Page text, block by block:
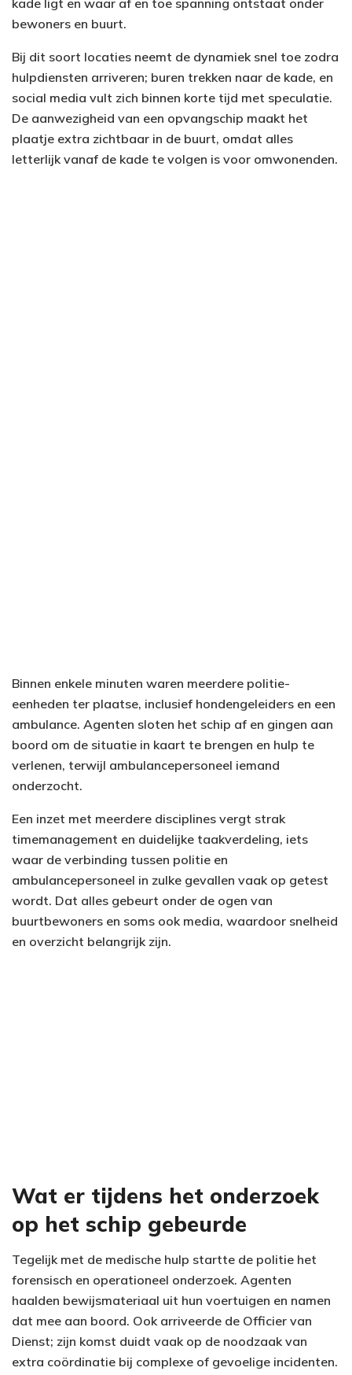
bewoners en buurt.
Bij dit soort locaties neemt de dynamiek snel toe zodra
hulpdiensten arriveren; buren trekken naar de kade, en
social media vult zich binnen korte tijd met speculatie.
De aanwezigheid van een opvangschip maakt het
plaatje extra zichtbaar in de buurt, omdat alles
letterlijk vanaf de kade te volgen is voor omwonenden.
Binnen enkele minuten waren meerdere politie-
eenheden ter plaatse, inclusief hondengeleiders en een
ambulance. Agenten sloten het schip af en gingen aan
boord om de situatie in kaart te brengen en hulp te
verlenen, terwijl ambulancepersoneel iemand
onderzocht.
Een inzet met meerdere disciplines vergt strak
timemanagement en duidelijke taakverdeling, iets
waar de verbinding tussen politie en
ambulancepersoneel in zulke gevallen vaak op getest
wordt. Dat alles gebeurt onder de ogen van
buurtbewoners en soms ook media, waardoor snelheid
en overzicht belangrijk zijn.
Wat er tijdens het onderzoek
op het schip gebeurde
Tegelijk met de medische hulp startte de politie het
forensisch en operationeel onderzoek. Agenten
haalden bewijsmateriaal uit hun voertuigen en namen
dat mee aan boord. Ook arriveerde de Officier van
Dienst; zijn komst duidt vaak op de noodzaak van
extra coördinatie bij complexe of gevoelige incidenten.